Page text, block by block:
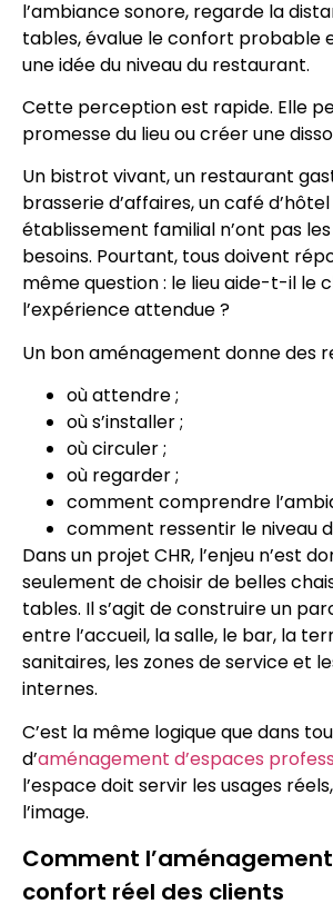
l’ambiance sonore, regarde la
tables, évalue le confort probable
une idée du niveau du restaurant.
Cette perception est rapide. Elle
promesse du lieu ou créer une
Un bistrot vivant, un restaurant
brasserie d’affaires, un café
établissement familial n’ont pas
besoins. Pourtant, tous doivent
même question : le lieu aide-t-il le
l’expérience attendue ?
Un bon aménagement donne des
où attendre ;
où s’installer ;
où circuler ;
où regarder ;
comment comprendre
comment ressentir le niveau
Dans un projet CHR, l’enjeu n’est
seulement de choisir de belles
tables. Il s’agit de construire un
entre l’accueil, la salle, le bar, la
sanitaires, les zones de service et
internes.
C’est la même logique que dans
d’aménagement d’espaces
l’espace doit servir les usages
l’image.
Comment
confort réel des clients